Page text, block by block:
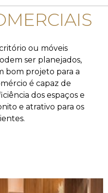
ou móveis
ser planejados,
bom projeto para a
é capaz de
dos espaços e
e atrativo para os